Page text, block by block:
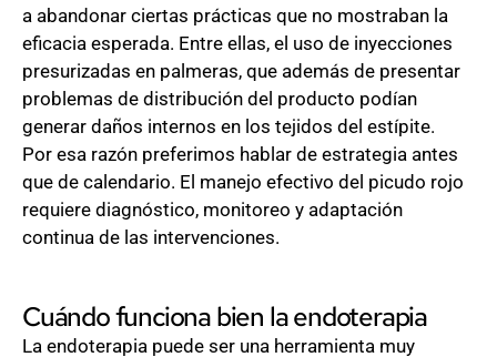
a abandonar ciertas prácticas que no mostraban la
eficacia esperada. Entre ellas, el uso de inyecciones
presurizadas en palmeras, que además de presentar
problemas de distribución del producto podían
generar daños internos en los tejidos del estípite.
Por esa razón preferimos hablar de estrategia antes
que de calendario. El manejo efectivo del picudo rojo
requiere diagnóstico, monitoreo y adaptación
continua de las intervenciones.
Cuándo funciona bien la endoterapia
La endoterapia puede ser una herramienta muy